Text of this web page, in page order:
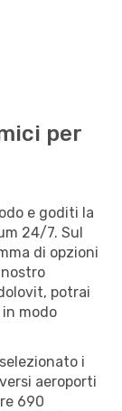
per
e goditi la
24/7. Sul
di opzioni
potrai
modo
i
aeroporti
690